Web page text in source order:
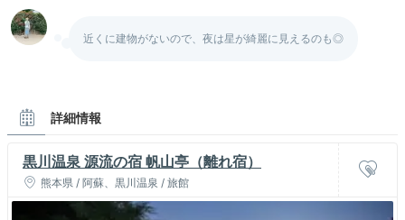
近くに建物がないので、夜は星が綺麗に見えるのも◎
詳細情報
黒川温泉 源流の宿 帆山亭（離れ宿）
熊本県 / 阿蘇、黒川温泉 / 旅館